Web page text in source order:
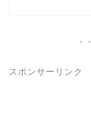
スポンサーリンク